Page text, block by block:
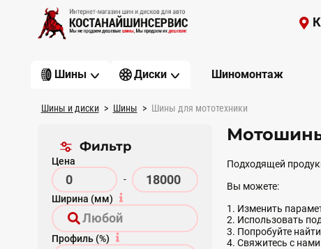
Шины Диски Шиномонтаж
Шины и диски Шины Шины для мототехники
Фильтр
Цена
-
Ширина (мм)
Профиль (%)
Подходящей
Вы можете:
1. Изменить
2. Использовать
3. Попробуйте
4. Свяжитесь с